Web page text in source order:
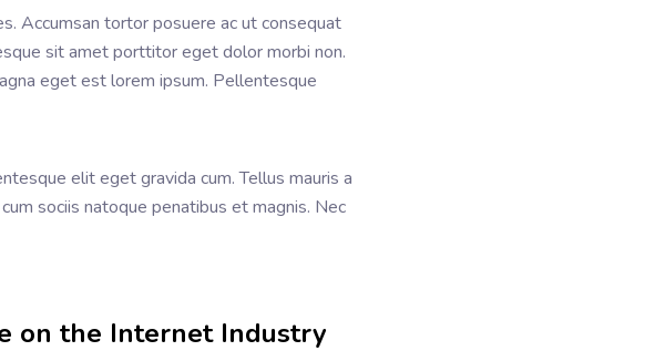
Accumsan tortor posuere ac ut consequat
sit amet porttitor eget dolor morbi non.
eget est lorem ipsum. Pellentesque
elit eget gravida cum. Tellus mauris a
sociis natoque penatibus et magnis. Nec
on the Internet Industry